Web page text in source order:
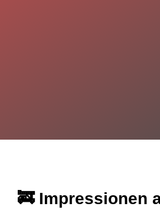
🚒 Impressionen